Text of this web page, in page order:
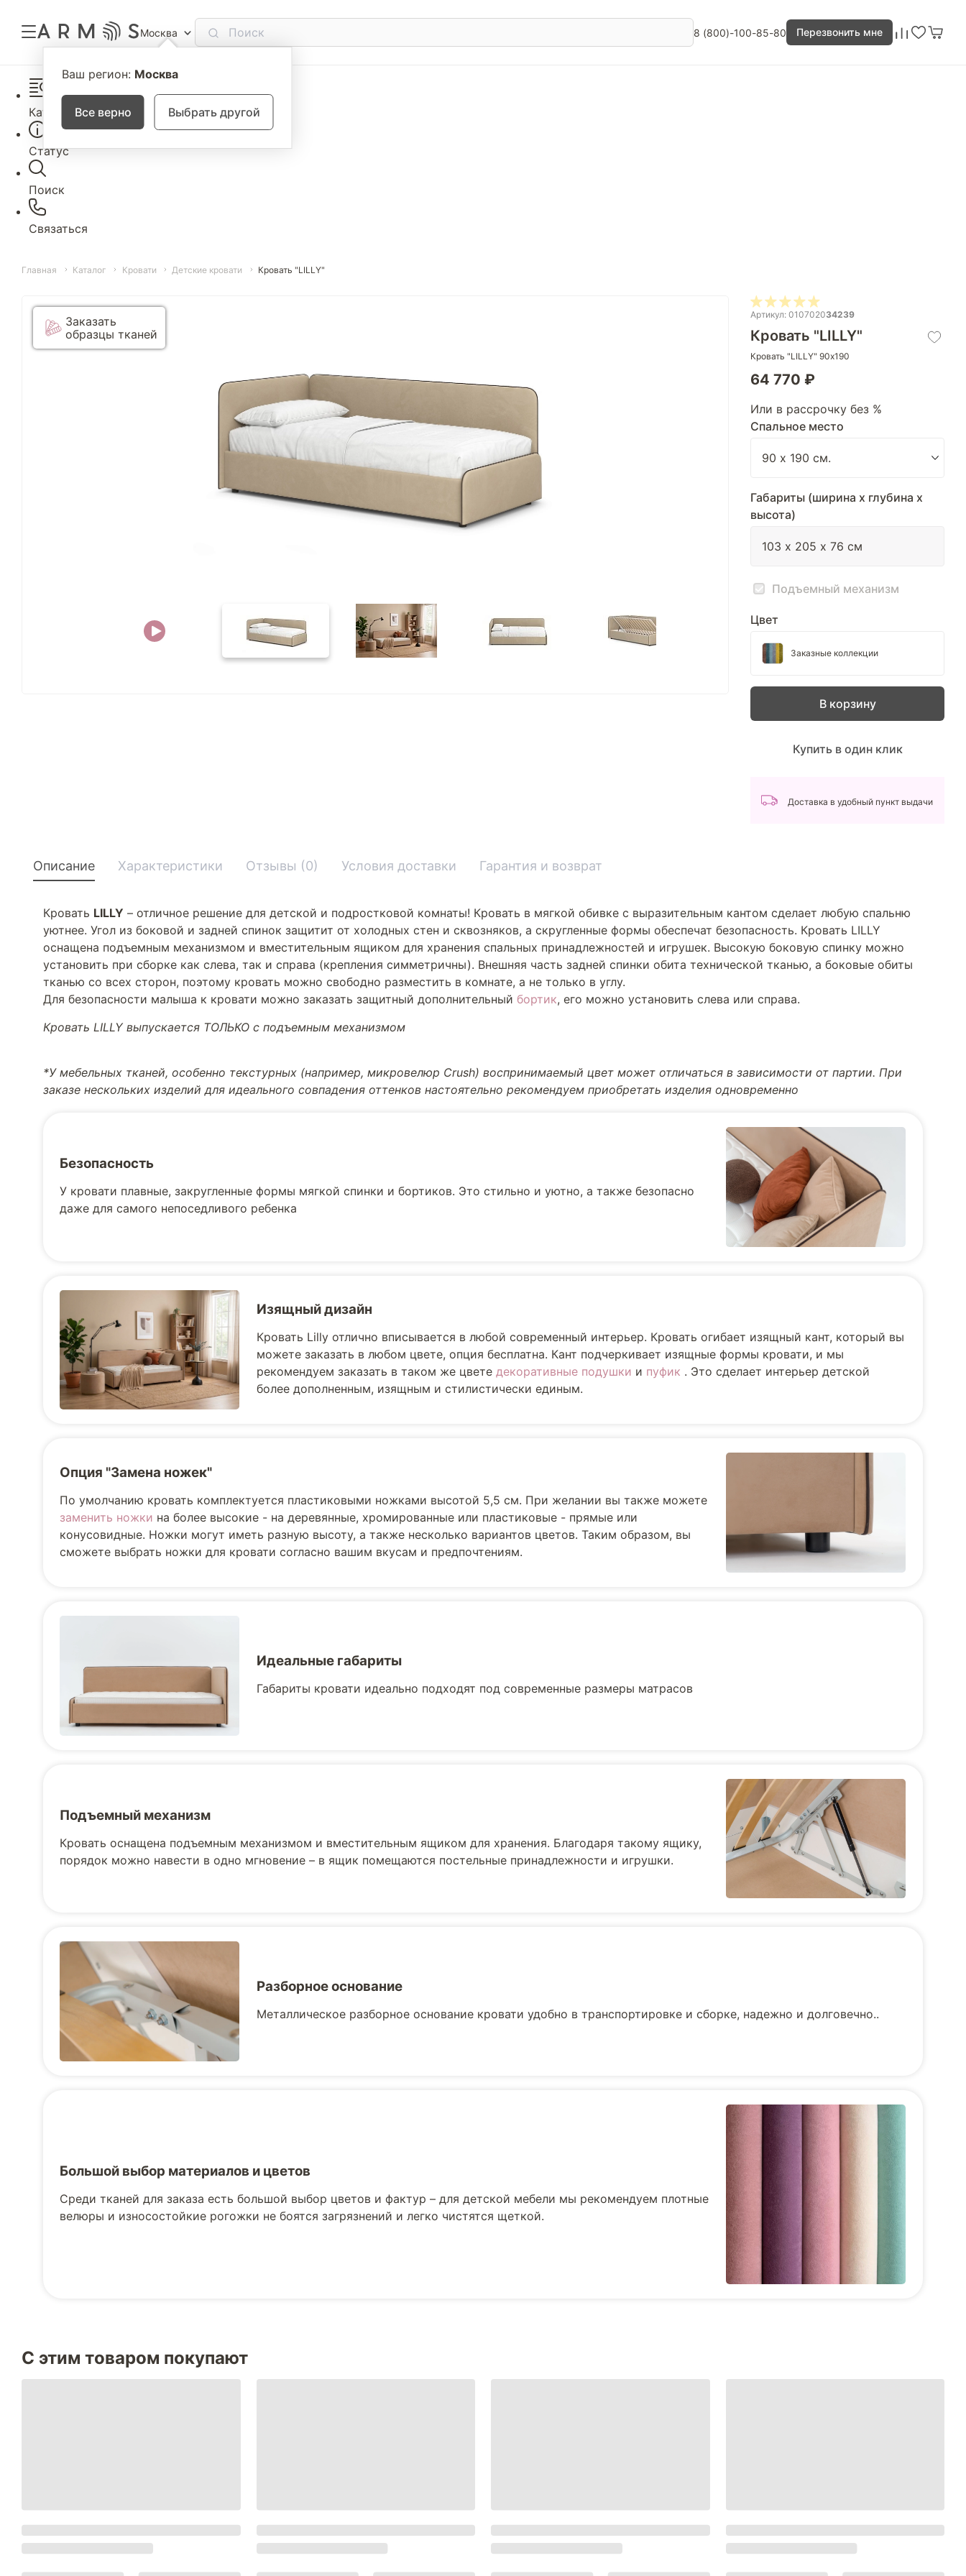
Москва
Ваш регион: Москва
Все верно Выбрать другой
8 (800)-100-85-80 Перезвонить мне
Каталог
Статус
Поиск
Связаться
Главная Каталог Кровати Детские кровати Кровать "LILLY"
Заказать
образцы тканей
Артикул: 010702034239
Кровать "LILLY"
Кровать "LILLY" 90х190
64 770 ₽
Или в рассрочку без %
Спальное место
Габариты (ширина х глубина х
высота)
Подъемный механизм
Цвет
Заказные коллекции
В корзину
Купить в один клик
Доставка в удобный пункт выдачи
Описание Характеристики Отзывы (0) Условия доставки Гарантия и возврат
Кровать LILLY – отличное решение для детской и подростковой комнаты! Кровать в мягкой обивке с выразительным кантом сделает любую спальню
уютнее. Угол из боковой и задней спинок защитит от холодных стен и сквозняков, а скругленные формы обеспечат безопасность. Кровать LILLY
оснащена подъемным механизмом и вместительным ящиком для хранения спальных принадлежностей и игрушек. Высокую боковую спинку можно
установить при сборке как слева, так и справа (крепления симметричны). Внешняя часть задней спинки обита технической тканью, а боковые обиты
тканью со всех сторон, поэтому кровать можно свободно разместить в комнате, а не только в углу.
Для безопасности малыша к кровати можно заказать защитный дополнительный бортик, его можно установить слева или справа.
Кровать LILLY выпускается ТОЛЬКО с подъемным механизмом
*У мебельных тканей, особенно текстурных (например, микровелюр Crush) воспринимаемый цвет может отличаться в зависимости от партии. При
заказе нескольких изделий для идеального совпадения оттенков настоятельно рекомендуем приобретать изделия одновременно
Безопасность
У кровати плавные, закругленные формы мягкой спинки и бортиков. Это стильно и уютно, а также безопасно
даже для самого непоседливого ребенка
Изящный дизайн
Кровать Lilly отлично вписывается в любой современный интерьер. Кровать огибает изящный кант, который вы
можете заказать в любом цвете, опция бесплатна. Кант подчеркивает изящные формы кровати, и мы
рекомендуем заказать в таком же цвете декоративные подушки и пуфик . Это сделает интерьер детской
более дополненным, изящным и стилистически единым.
Опция "Замена ножек"
По умолчанию кровать комплектуется пластиковыми ножками высотой 5,5 см. При желании вы также можете
заменить ножки на более высокие - на деревянные, хромированные или пластиковые - прямые или
конусовидные. Ножки могут иметь разную высоту, а также несколько вариантов цветов. Таким образом, вы
сможете выбрать ножки для кровати согласно вашим вкусам и предпочтениям.
Идеальные габариты
Габариты кровати идеально подходят под современные размеры матрасов
Подъемный механизм
Кровать оснащена подъемным механизмом и вместительным ящиком для хранения. Благодаря такому ящику,
порядок можно навести в одно мгновение – в ящик помещаются постельные принадлежности и игрушки.
Разборное основание
Металлическое разборное основание кровати удобно в транспортировке и сборке, надежно и долговечно..
Большой выбор материалов и цветов
Среди тканей для заказа есть большой выбор цветов и фактур – для детской мебели мы рекомендуем плотные
велюры и износостойкие рогожки не боятся загрязнений и легко чистятся щеткой.
С этим товаром покупают